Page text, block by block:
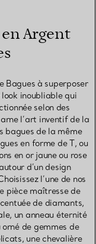
Argent
Bagues à superposer
inoubliable qui
selon des
l’art inventif de la
bagues de la même
en forme de T, ou
en or jaune ou rose
d’un design
l’une de nos
pièce maîtresse de
de diamants,
un anneau éternité
de gemmes de
une chevalière